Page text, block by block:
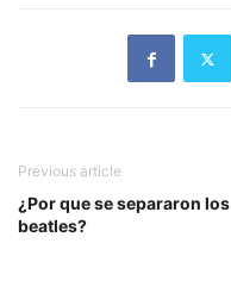
Previous article
¿Por que se separaron los
beatles?